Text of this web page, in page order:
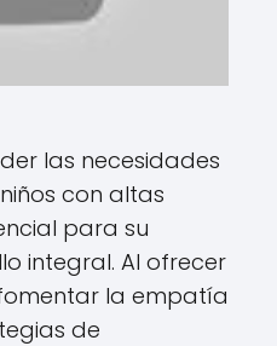
las necesidades
con altas
para su
integral. Al ofrecer
la empatía
de